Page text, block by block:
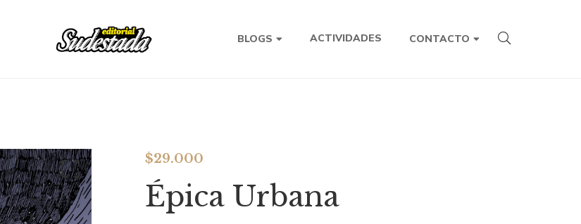
BLOGS ACTIVIDADES CONTACTO
$29.000
Épica Urbana